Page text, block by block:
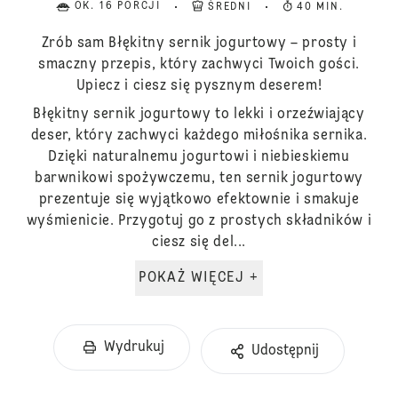
OK. 16 PORCJI ŚREDNI 40 MIN.
Zrób sam Błękitny sernik jogurtowy – prosty i
smaczny przepis, który zachwyci Twoich gości.
Upiecz i ciesz się pysznym deserem!
Błękitny sernik jogurtowy to lekki i orzeźwiający
deser, który zachwyci każdego miłośnika sernika.
Dzięki naturalnemu jogurtowi i niebieskiemu
barwnikowi spożywczemu, ten sernik jogurtowy
prezentuje się wyjątkowo efektownie i smakuje
wyśmienicie. Przygotuj go z prostych składników i
ciesz się del...
POKAŻ WIĘCEJ +
Wydrukuj Udostępnij